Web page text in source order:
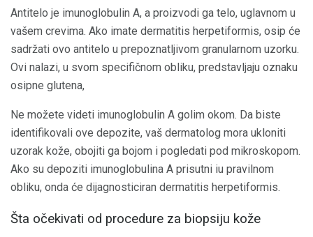
Antitelo je imunoglobulin A, a proizvodi ga telo, uglavnom u
vašem crevima. Ako imate dermatitis herpetiformis, osip će
sadržati ovo antitelo u prepoznatljivom granularnom uzorku.
Ovi nalazi, u svom specifičnom obliku, predstavljaju oznaku
osipne glutena,
Ne možete videti imunoglobulin A golim okom. Da biste
identifikovali ove depozite, vaš dermatolog mora ukloniti
uzorak kože, obojiti ga bojom i pogledati pod mikroskopom.
Ako su depoziti imunoglobulina A prisutni iu pravilnom
obliku, onda će dijagnosticiran dermatitis herpetiformis.
Šta očekivati ​​od procedure za biopsiju kože